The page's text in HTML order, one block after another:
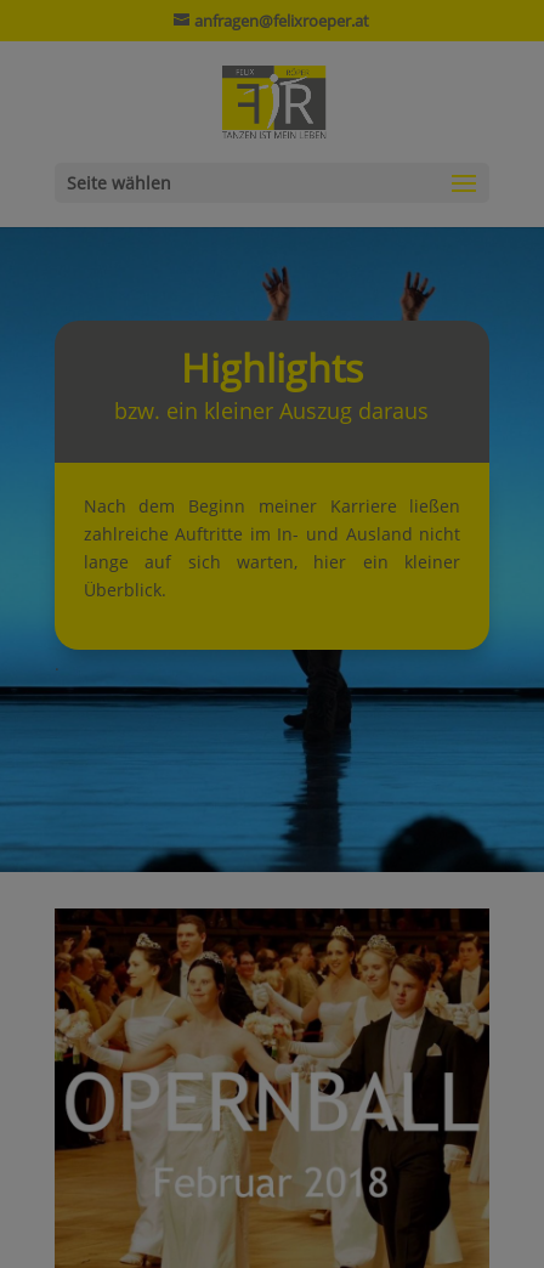
anfragen@felixroeper.at
Seite wählen
Highlights
bzw. ein kleiner Auszug daraus
Nach dem Beginn meiner Karriere ließen
zahlreiche Auftritte im In- und Ausland nicht
lange auf sich warten, hier ein kleiner
Überblick.
.